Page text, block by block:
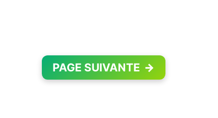
PAGE SUIVANTE →